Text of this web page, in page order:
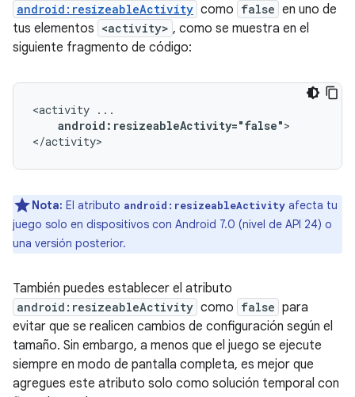
android:resizeableActivity como false en uno de
tus elementos <activity> , como se muestra en el
siguiente fragmento de código:
<activity
android:resizeableActivity="false">
</activity>
Nota: El atributo android:resizeableActivity afecta tu
juego solo en dispositivos con Android 7.0 (nivel de API 24) o
una versión posterior.
También puedes establecer el atributo
android:resizeableActivity como false para
evitar que se realicen cambios de configuración según el
tamaño. Sin embargo, a menos que el juego se ejecute
siempre en modo de pantalla completa, es mejor que
agregues este atributo solo como solución temporal con